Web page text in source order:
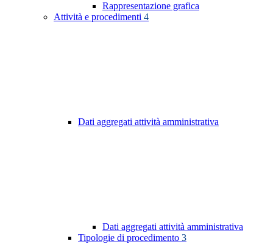
Rappresentazione grafica
Attività e procedimenti 4
Dati aggregati attività amministrativa
Dati aggregati attività amministrativa
Tipologie di procedimento 3